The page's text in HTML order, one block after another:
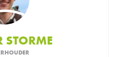
STORME